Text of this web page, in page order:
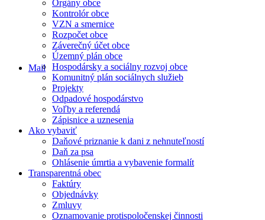
Mail
Orgány obce
Kontrolór obce
VZN a smernice
Rozpočet obce
Záverečný účet obce
Územný plán obce
Hospodársky a sociálny rozvoj obce
Komunitný plán sociálnych služieb
Projekty
Odpadové hospodárstvo
Voľby a referendá
Zápisnice a uznesenia
Ako vybaviť
Daňové priznanie k dani z nehnuteľností
Daň za psa
Ohlásenie úmrtia a vybavenie formalít
Transparentná obec
Faktúry
Objednávky
Zmluvy
Oznamovanie protispoločenskej činnosti